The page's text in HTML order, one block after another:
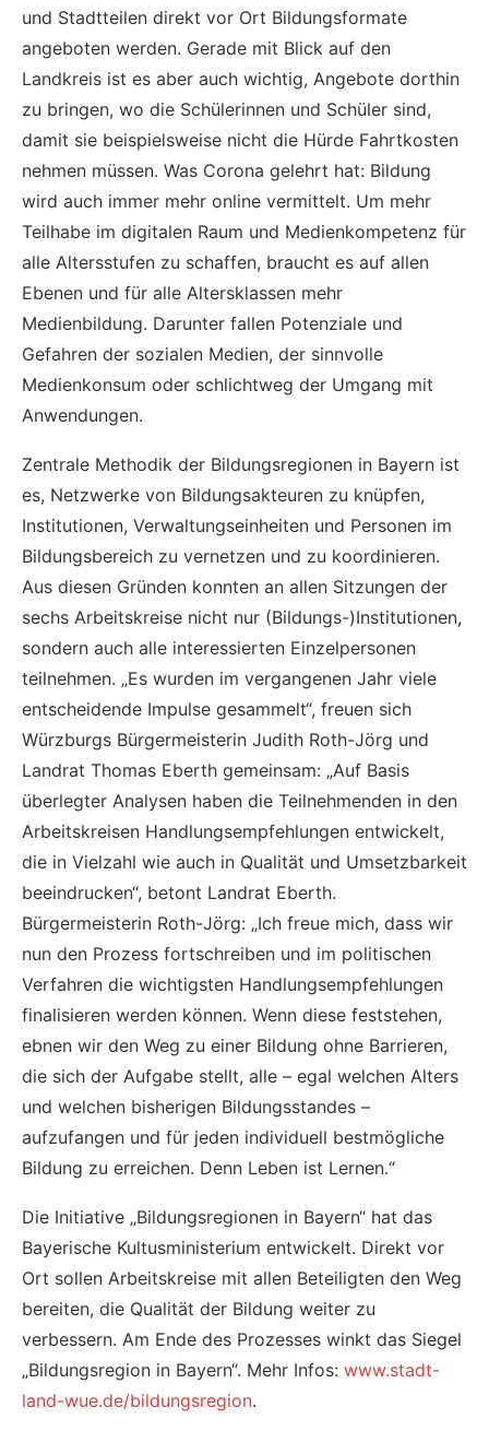
und Stadtteilen direkt vor Ort Bildungsformate
angeboten werden. Gerade mit Blick auf den
Landkreis ist es aber auch wichtig, Angebote dorthin
zu bringen, wo die Schülerinnen und Schüler sind,
damit sie beispielsweise nicht die Hürde Fahrtkosten
nehmen müssen. Was Corona gelehrt hat: Bildung
wird auch immer mehr online vermittelt. Um mehr
Teilhabe im digitalen Raum und Medienkompetenz für
alle Altersstufen zu schaffen, braucht es auf allen
Ebenen und für alle Altersklassen mehr
Medienbildung. Darunter fallen Potenziale und
Gefahren der sozialen Medien, der sinnvolle
Medienkonsum oder schlichtweg der Umgang mit
Anwendungen.
Zentrale Methodik der Bildungsregionen in Bayern ist
es, Netzwerke von Bildungsakteuren zu knüpfen,
Institutionen, Verwaltungseinheiten und Personen im
Bildungsbereich zu vernetzen und zu koordinieren.
Aus diesen Gründen konnten an allen Sitzungen der
sechs Arbeitskreise nicht nur (Bildungs-)Institutionen,
sondern auch alle interessierten Einzelpersonen
teilnehmen. „Es wurden im vergangenen Jahr viele
entscheidende Impulse gesammelt“, freuen sich
Würzburgs Bürgermeisterin Judith Roth-Jörg und
Landrat Thomas Eberth gemeinsam: „Auf Basis
überlegter Analysen haben die Teilnehmenden in den
Arbeitskreisen Handlungsempfehlungen entwickelt,
die in Vielzahl wie auch in Qualität und Umsetzbarkeit
beeindrucken“, betont Landrat Eberth.
Bürgermeisterin Roth-Jörg: „Ich freue mich, dass wir
nun den Prozess fortschreiben und im politischen
Verfahren die wichtigsten Handlungsempfehlungen
finalisieren werden können. Wenn diese feststehen,
ebnen wir den Weg zu einer Bildung ohne Barrieren,
die sich der Aufgabe stellt, alle – egal welchen Alters
und welchen bisherigen Bildungsstandes –
aufzufangen und für jeden individuell bestmögliche
Bildung zu erreichen. Denn Leben ist Lernen.“
Die Initiative „Bildungsregionen in Bayern“ hat das
Bayerische Kultusministerium entwickelt. Direkt vor
Ort sollen Arbeitskreise mit allen Beteiligten den Weg
bereiten, die Qualität der Bildung weiter zu
verbessern. Am Ende des Prozesses winkt das Siegel
„Bildungsregion in Bayern“. Mehr Infos: www.stadt-
land-wue.de/bildungsregion.